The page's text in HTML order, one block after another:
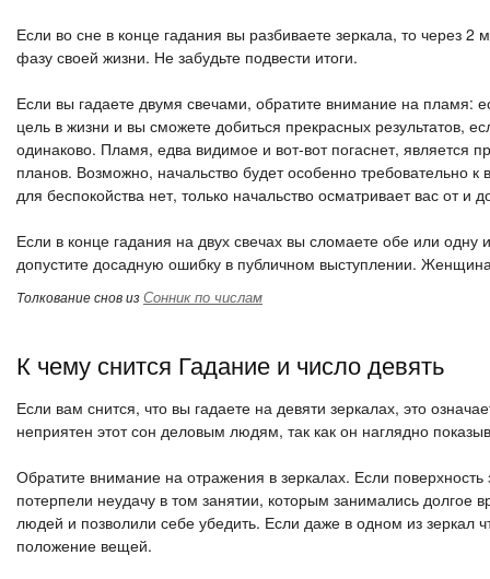
Если во сне в конце гадания вы разбиваете зеркала, то через
фазу своей жизни. Не забудьте подвести итоги.
Если вы гадаете двумя свечами, обратите внимание на пламя:
цель в жизни и вы сможете добиться прекрасных результатов,
одинаково. Пламя, едва видимое и вот-вот погаснет, является
планов. Возможно, начальство будет особенно требовательно
для беспокойства нет, только начальство осматривает вас от
Если в конце гадания на двух свечах вы сломаете обе или
допустите досадную ошибку в публичном выступлении.
Толкование снов изСонник по числам
К чему снится Гадание и число девять
Если вам снится, что вы гадаете на девяти зеркалах, это
неприятен этот сон деловым людям, так как он наглядно
Обратите внимание на отражения в зеркалах. Если
потерпели неудачу в том занятии, которым занимались долгое
людей и позволили себе убедить. Если даже в одном из зеркал
положение вещей.